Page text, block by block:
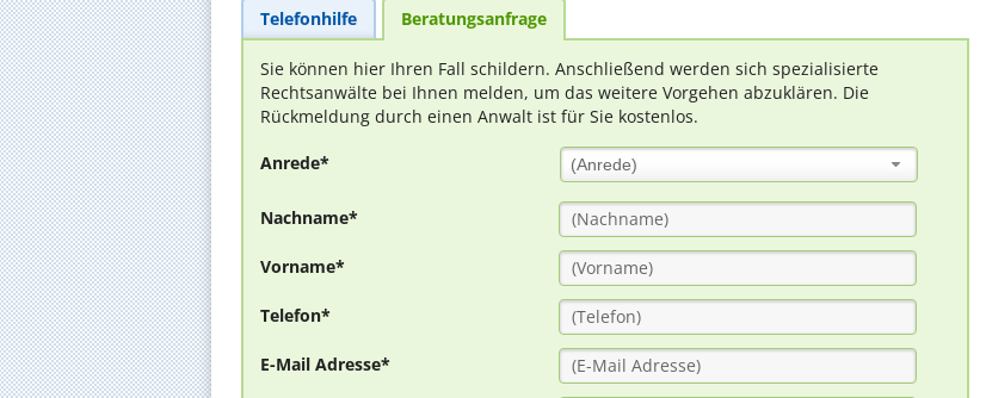
Telefonhilfe Beratungsanfrage
Sie können hier Ihren Fall schildern. Anschließend werden sich spezialisierte
Rechtsanwälte bei Ihnen melden, um das weitere Vorgehen abzuklären. Die
Rückmeldung durch einen Anwalt ist für Sie kostenlos.
Anrede* (Anrede)
Nachname*
Vorname*
Telefon*
E-Mail Adresse*